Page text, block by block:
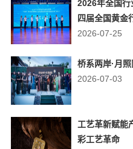
2026年全国
四届全国黄金
2026-07-25
桥系两岸·月
2026-07-03
工艺革新赋能
彩工艺革命